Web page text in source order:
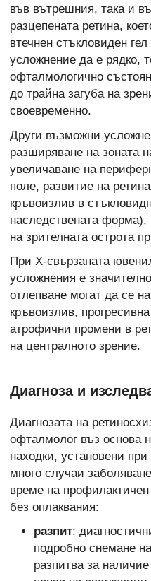
във вътрешния, така и
разцепената ретина,
втечнен стъкловиден
усложнение да е рядко,
офталмологично
до трайна загуба на
своевременно.
Други възможни
разширяване на зоната
увеличаване на
поле, развитие на
кръвоизлив в
наследствената
на зрителната острота
При X-свързаната
усложнения е
отлепване могат да се
кръвоизлив,
атрофични промени в
на централното зрение.
Диагноза и
Диагнозата на
офталмолог въз основа
находки, установени
много случаи
време на
без оплаквания:
разпит:
подробно снемане
разпитва за